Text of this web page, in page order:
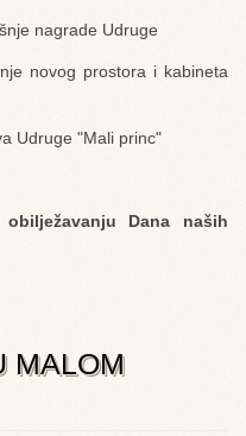
nagrade Udruge
novog prostora i kabineta
Udruge "Mali princ"
Dana naših
MALOM